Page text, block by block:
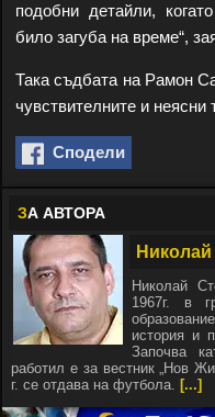
подобни детайли,
било загуба на време“,
Така съдбата на Рамон
чувствителните и
Сподели
ЗА АВТОРА
Николай
1967г. в
история и
Започва
работил е за вестник „Нов
г. се отдава на футбола. [...]